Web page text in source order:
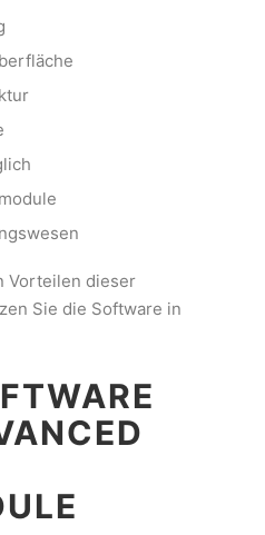
Vorteilen dieser
Sie die Software in